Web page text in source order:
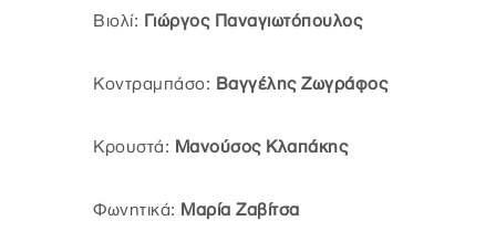
Βιολί: Γιώργος Παναγιωτόπουλος
Κοντραμπάσο: Βαγγέλης Ζωγράφος
Κρουστά: Μανούσος Κλαπάκης
Φωνητικά: Μαρία Ζαβίτσα